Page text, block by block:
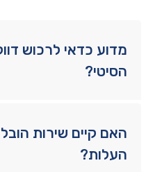
מדוע כדאי לרכוש
הסיטי?
האם קיים שירות
העלות?